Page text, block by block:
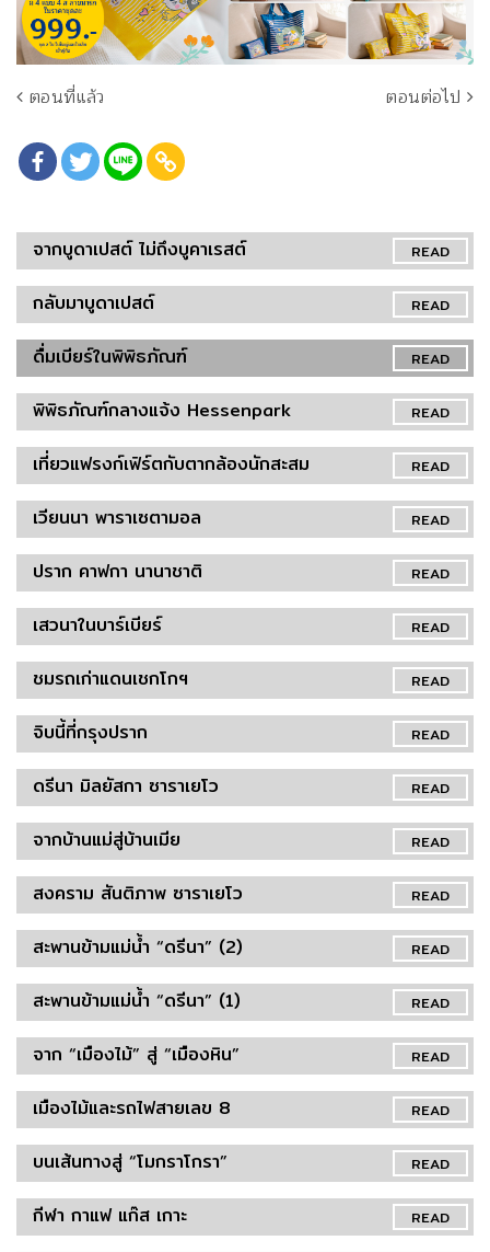
ตอนที่แล้ว ตอนต่อไป
READ
จากบูดาเปสต์ ไม่ถึงบูคาเรสต์
READ
กลับมาบูดาเปสต์
READ
ดื่มเบียร์ในพิพิธภัณฑ์
READ
พิพิธภัณฑ์กลางแจ้ง Hessenpark
READ
เที่ยวแฟรงก์เฟิร์ตกับตากล้องนักสะสม
READ
เวียนนา พาราเซตามอล
READ
ปราก คาฟกา นานาชาติ
READ
เสวนาในบาร์เบียร์
READ
ชมรถเก่าแดนเชกโกฯ
READ
จิบนี้ที่กรุงปราก
READ
ดรีนา มิลยัสกา ซาราเยโว
READ
จากบ้านแม่สู่บ้านเมีย
READ
สงคราม สันติภาพ ซาราเยโว
READ
สะพานข้ามแม่น้ำ “ดรีนา” (2)
READ
สะพานข้ามแม่น้ำ “ดรีนา” (1)
READ
จาก “เมืองไม้” สู่ “เมืองหิน”
READ
เมืองไม้และรถไฟสายเลข 8
READ
บนเส้นทางสู่ “โมกราโกรา”
READ
กีฬา กาแฟ แก๊ส เกาะ